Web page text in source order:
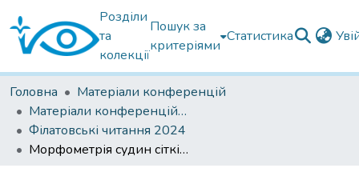
Розділи
та
колекції
Пошук за
критеріями
Статистика
Головна
Матеріали конференцій
Матеріали конференцій Інституту Філатова
Філатовські читання 2024
Морфометрія судин сітківки за даними офтальмоскопії з адаптивною оптикою у пацієнтів з діабетичною ретинопатією